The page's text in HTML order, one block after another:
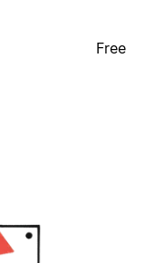
Free